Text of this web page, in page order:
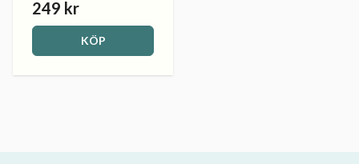
249 kr
KÖP